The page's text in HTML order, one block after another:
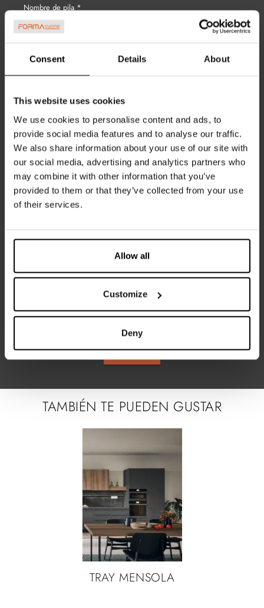
Consent Details About
This website uses cookies
We use cookies to personalise content and ads, to
provide social media features and to analyse our traffic.
We also share information about your use of our site with
our social media, advertising and analytics partners who
may combine it with other information that you’ve
provided to them or that they’ve collected from your use
of their services.
Allow all
Customize
Deny
He leído la información sobrePolítica de Privacy
ENVIAR
TAMBIÉN TE PUEDEN GUSTAR
TRAY MENSOLA